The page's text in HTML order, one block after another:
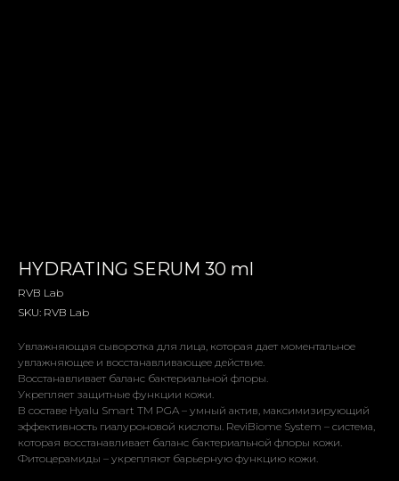
HYDRATING SERUM 30 ml
RVB Lab
SKU: RVB Lab
Увлажняющая сыворотка для лица, которая дает моментальное
увлажняющее и восстанавливающее действие.
Восстанавливает баланс бактериальной флоры.
Укрепляет защитные функции кожи.
В составе Нyalu Smart TM PGA – умный актив, максимизирующий
эффективность гиалуроновой кислоты. ReviBiome System – система,
которая восстанавливает баланс бактериальной флоры кожи.
Фитоцерамиды – укрепляют барьерную функцию кожи.